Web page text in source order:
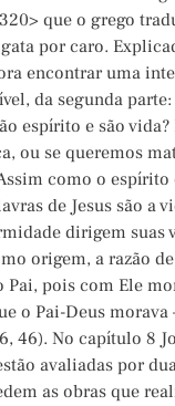
que o grego
por caro.
encontrar uma
da segunda parte:
espírito e são
ou se queremos
como o espírito
de Jesus são a
dirigem suas
origem, a razão
Pai, pois com Ele
o Pai-Deus morava
46). No capítulo 8
avaliadas por
as obras que